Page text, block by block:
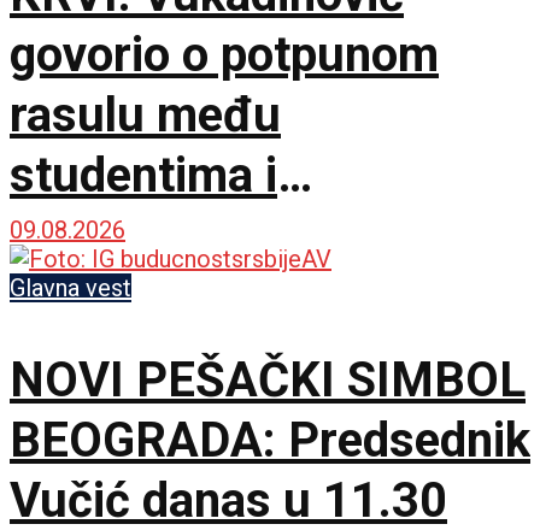
govorio o potpunom
rasulu među
studentima i
opozicijom: Neka nam
je Bog u pomoći
09.08.2026
Glavna vest
NOVI PEŠAČKI SIMBOL
BEOGRADA: Predsednik
Vučić danas u 11.30